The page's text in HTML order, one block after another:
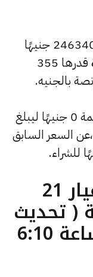
وارتفع سعر الأونصة بالجنيه ليسجل 246340 جنيهًا
للبيع و243850 جنيهًا للشراء، بزيادة قدرها 355
بالجنيه.
كما شهد سعر دولار الصاغة تراجعًا بقيمة 0 جنيهًا ليبلغ
للشراء ،عن السعر السابق
ما هو سعر الذهب عيار 21
( تحديث
السبت 28 مارس الساعة 6:10